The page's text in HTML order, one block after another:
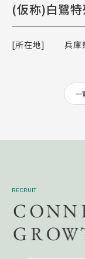
(仮称)白鷺
[所在地] 兵庫
一
RECRUIT